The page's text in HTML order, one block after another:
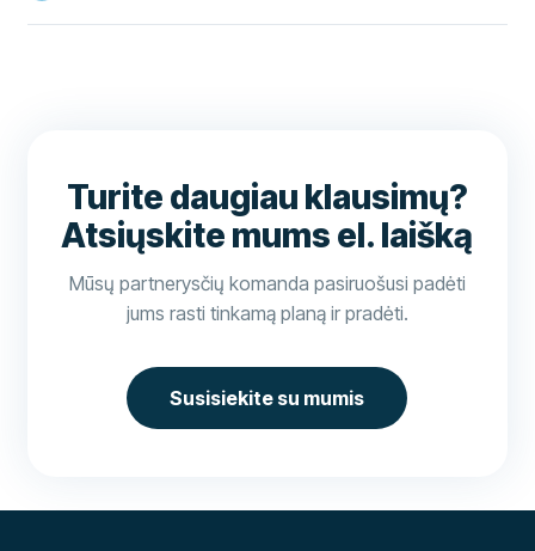
Turite daugiau klausimų?
Atsiųskite mums el. laišką
Mūsų partnerysčių komanda pasiruošusi padėti
jums rasti tinkamą planą ir pradėti.
Susisiekite su mumis